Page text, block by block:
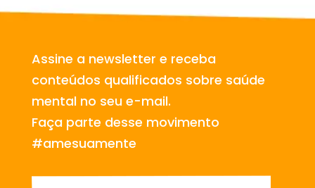
Assine a newsletter e receba
conteúdos qualificados sobre saúde
mental no seu e-mail.
Faça parte desse movimento
#amesuamente